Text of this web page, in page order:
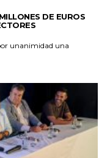
DE EUROS
unanimidad una